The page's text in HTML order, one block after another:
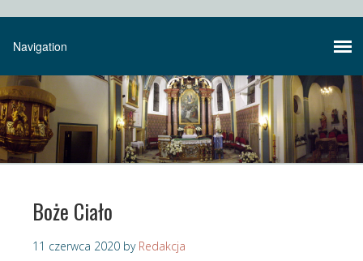
Boże Ciało
11 czerwca 2020 by Redakcja